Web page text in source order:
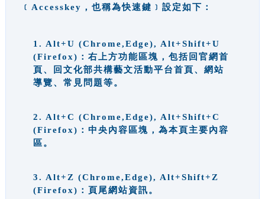
﹝Accesskey，也稱為快速鍵﹞設定如下：
1. Alt+U (Chrome,Edge), Alt+Shift+U
(Firefox)：右上方功能區塊，包括回官網首
頁、回文化部共構藝文活動平台首頁、網站
導覽、常見問題等。
2. Alt+C (Chrome,Edge), Alt+Shift+C
(Firefox)：中央內容區塊，為本頁主要內容
區。
3. Alt+Z (Chrome,Edge), Alt+Shift+Z
(Firefox)：頁尾網站資訊。